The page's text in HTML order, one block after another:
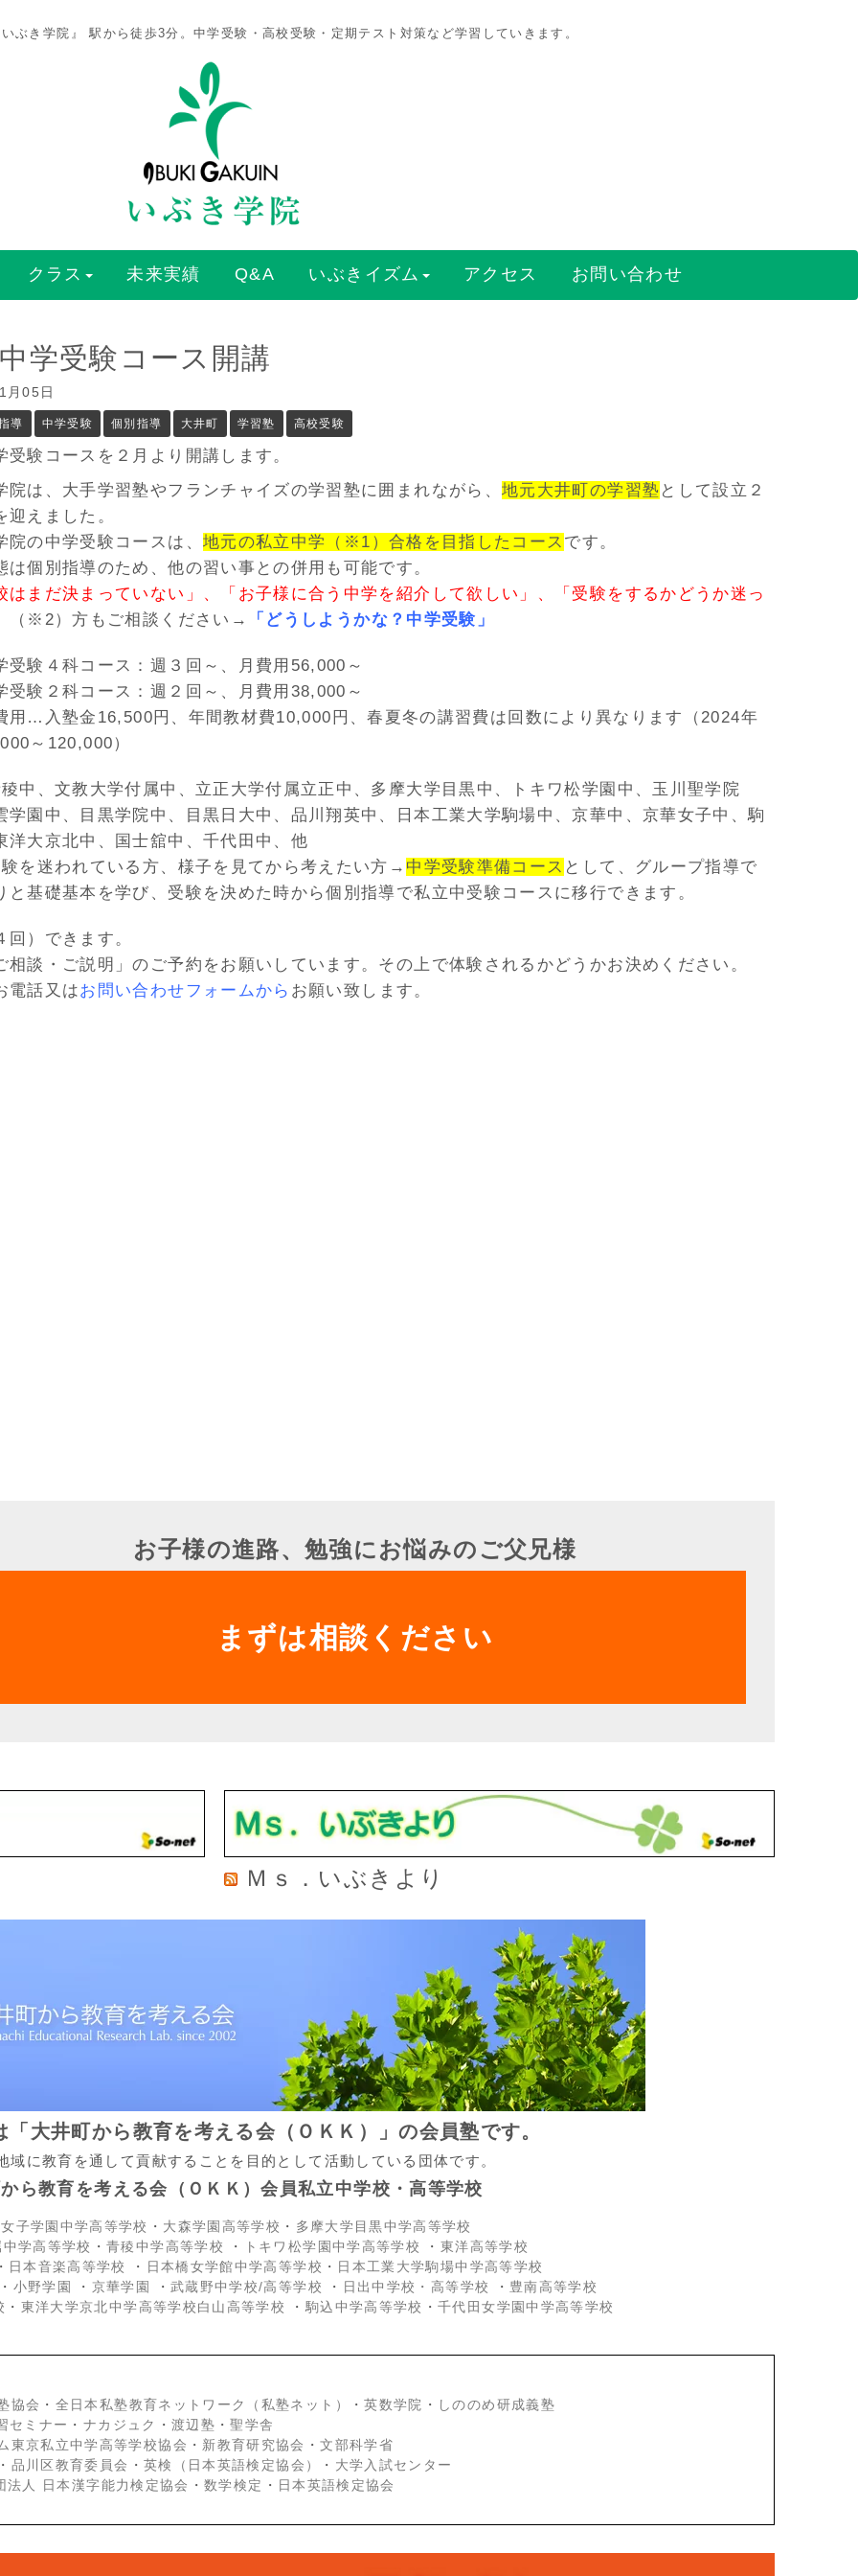
ぶき学院』 駅から徒歩3分。中学受験・高校受験・定期テスト対策など学習していきます。
クラス 未来実績 Q&A いぶきイズム アクセス お問い合わせ
学受験コース開講
月05日
導 中学受験 個別指導 大井町 学習塾 高校受験
受験コースを２月より開講します。
院は、大手学習塾やフランチャイズの学習塾に囲まれながら、地元大井町の学習塾 として設立２
迎えました。
院の中学受験コースは、 地元の私立中学（※1）合格を目指したコース です。
は個別指導のため、他の習い事との併用も可能です。
はまだ決まっていない」、「お子様に合う中学を紹介して欲しい」、「受験をするかどうか迷っ
（※2）方もご相談ください→ 「どうしようかな？中学受験」
受験４科コース：週３回～、月費用56,000～
受験２科コース：週２回～、月費用38,000～
用…入塾金16,500円、年間教材費10,000円、春夏冬の講習費は回数により異なります（2024年
～120,000）
、文教大学付属中、立正大学付属立正中、多摩大学目黒中、トキワ松学園中、玉川聖学院
学園中、目黒学院中、目黒日大中、品川翔英中、日本工業大学駒場中、京華中、京華女子中、駒
洋大京北中、国士舘中、千代田中、他
迷われている方、様子を見てから考えたい方→ 中学受験準備コース として、グループ指導で
と基礎基本を学び、受験を決めた時から個別指導で私立中受験コースに移行できます。
回）できます。
相談・ご説明」のご予約をお願いしています。その上で体験されるかどうかお決めください。
電話又はお問い合わせフォームから お願い致します。
お子様の進路、勉強にお悩みのご父兄様
まずは相談ください
Ｍｓ．いぶきより
「大井町から教育を考える会（ＯＫＫ）」の会員塾です。
域に教育を通して貢献することを目的として活動している団体です。
ら教育を考える会（ＯＫＫ）会員私立中学校・高等学校
子学園中学高等学校 ・ 大森学園高等学校 ・ 多摩大学目黒中学高等学校
学高等学校 ・青稜中学高等学校 ・ トキワ松学園中学高等学校 ・ 東洋高等学校
日本音楽高等学校 ・ 日本橋女学館中学高等学校 ・ 日本工業大学駒場中学高等学校
小野学園 ・ 京華学園 ・ 武蔵野中学校/高等学校 ・ 日出中学校 ・高等学校 ・ 豊南高等学校
・ 東洋大学京北中学高等学校白山高等学校 ・ 駒込中学高等学校 ・千代田女学園中学高等学校
協会 ・ 全日本私塾教育ネットワーク（私塾ネット） ・英数学院 ・
しののめ研成義塾
セミナー ・ ナカジュク ・ 渡辺塾 ・聖学舎
東京私立中学高等学校協会 ・ 新教育研究協会 ・文部科学省
品川区教育委員会 ・ 英検（日本英語検定協会） ・ 大学入試センター
法人 日本漢字能力検定協会 ・数学検定 ・ 日本英語検定協会